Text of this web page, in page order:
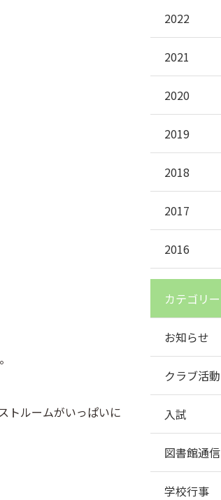
トルームがいっぱいに
2022
2021
2020
2019
2018
2017
2016
カテゴリー
お知らせ
クラブ活動
入試
図書館通信
学校行事